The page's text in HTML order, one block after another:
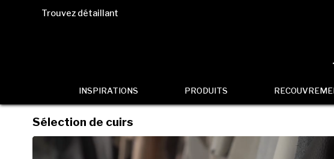
Trouvez détaillant
INSPIRATIONS PRODUITS
Sélection de cuirs